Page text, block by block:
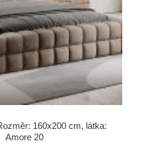
160x200 cm, látka:
Amore 20